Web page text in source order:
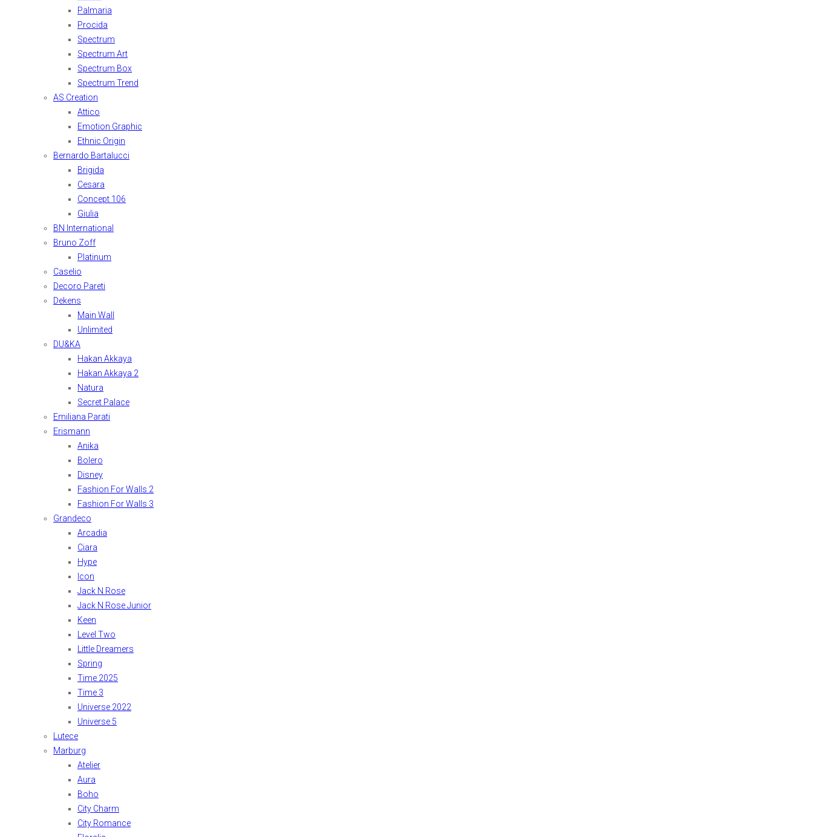
Palmaria
Procida
Spectrum
Spectrum Art
Spectrum Box
Spectrum Trend
AS Creation
Attico
Emotion Graphic
Ethnic Origin
Bernardo Bartalucci
Brigida
Cesara
Concept 106
Giulia
BN International
Bruno Zoff
Platinum
Caselio
Decoro Pareti
Dekens
Main Wall
Unlimited
DU&KA
Hakan Akkaya
Hakan Akkaya 2
Natura
Secret Palace
Emiliana Parati
Erismann
Anika
Bolero
Disney
Fashion For Walls 2
Fashion For Walls 3
Grandeco
Arcadia
Ciara
Hype
Icon
Jack N Rose
Jack N Rose Junior
Keen
Level Two
Little Dreamers
Spring
Time 2025
Time 3
Universe 2022
Universe 5
Lutece
Marburg
Atelier
Aura
Boho
City Charm
City Romance